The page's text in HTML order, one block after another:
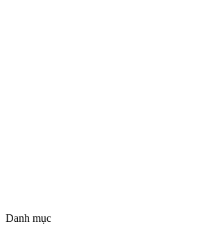
Danh mục